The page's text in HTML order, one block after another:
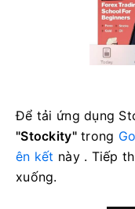
Để tải ứng dụng
"Stockity"trong
ên kết này . Tiếp
xuống.